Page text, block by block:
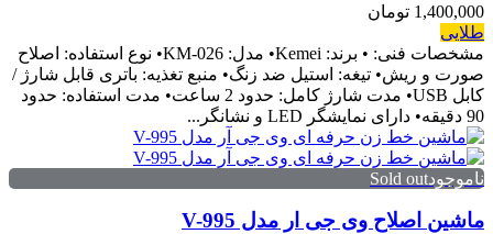
1,400,000 تومان
طلایی
مشخصات فنی: • برند: Kemei• مدل: KM-026• نوع استفاده: اصلاح
صورت و ریش• تیغه: استیل ضد زنگ• منبع تغذیه: باتری قابل شارژ /
کابل USB• مدت شارژ کامل: حدود 2 ساعت• مدت استفاده: حدود
90 دقیقه• دارای نمایشگر LED و نشانگر...
ناموجودSold out
ماشین اصلاح وی جی ار مدل V-995